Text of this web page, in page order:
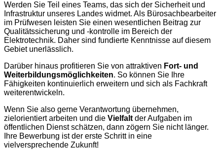
Werden Sie Teil eines Teams, das sich der Sicherheit und
Infrastruktur unseres Landes widmet. Als Bürosachbearbeiter
im Prüfwesen leisten Sie einen wesentlichen Beitrag zur
Qualitätssicherung und -kontrolle im Bereich der
Elektrotechnik. Daher sind fundierte Kenntnisse auf diesem
Gebiet unerlässlich.
Darüber hinaus profitieren Sie von attraktiven Fort- und
Weiterbildungsmöglichkeiten. So können Sie Ihre
Fähigkeiten kontinuierlich erweitern und sich als Fachkraft
weiterentwickeln.
Wenn Sie also gerne Verantwortung übernehmen,
zielorientiert arbeiten und die Vielfalt der Aufgaben im
öffentlichen Dienst schätzen, dann zögern Sie nicht länger.
Ihre Bewerbung ist der erste Schritt in eine
vielversprechende Zukunft!